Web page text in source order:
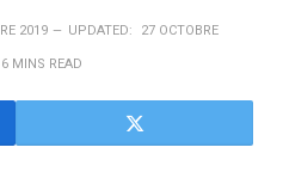
2019 UPDATED: 27 OCTOBRE
6 MINS READ